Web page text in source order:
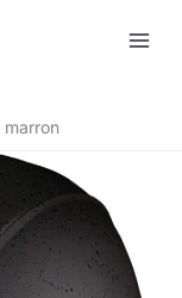
marron